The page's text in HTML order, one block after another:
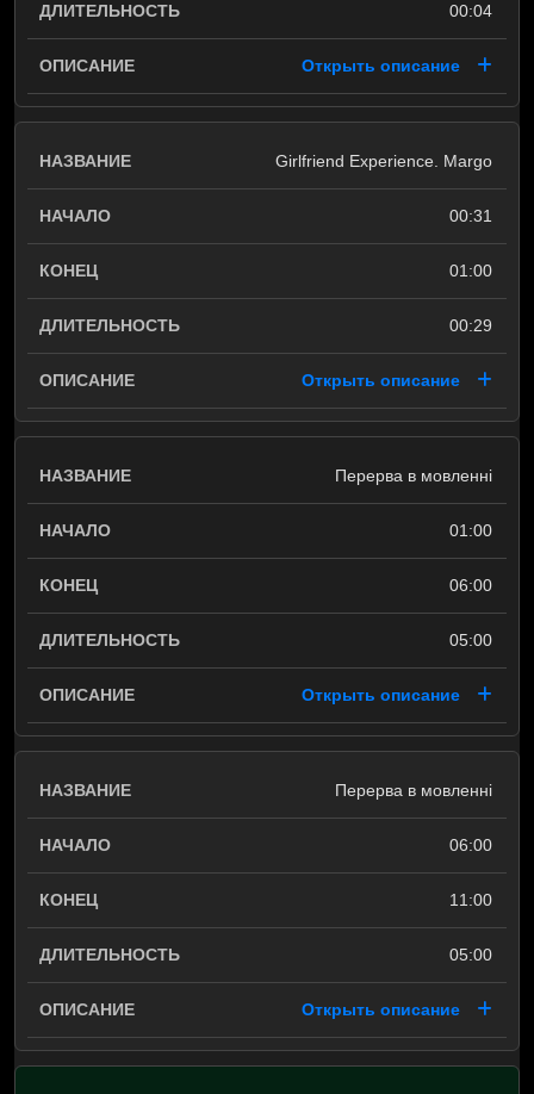
00:04
Открыть описание
Girlfriend Experience. Margo
00:31
01:00
00:29
Открыть описание
Перерва в мовленні
01:00
06:00
05:00
Открыть описание
Перерва в мовленні
06:00
11:00
05:00
Открыть описание